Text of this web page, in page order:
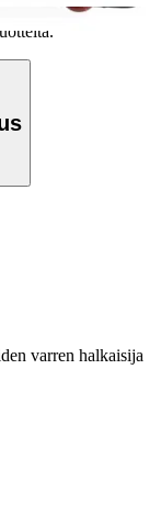
varren halkaisija